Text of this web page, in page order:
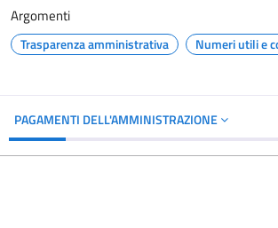
Argomenti
Trasparenza amministrativa Numeri utili e
PAGAMENTI DELL'AMMINISTRAZIONE